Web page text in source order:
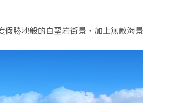
勝地般的白堊岩街景，加上無敵海景